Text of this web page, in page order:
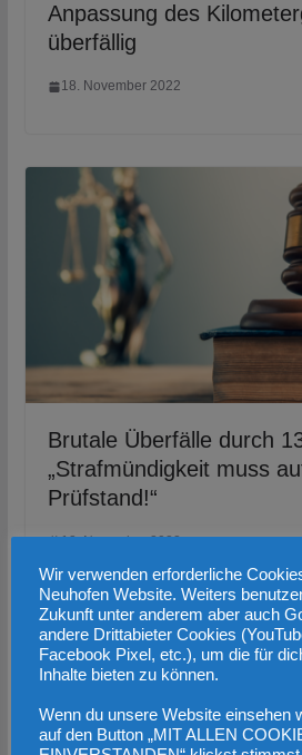
Anpassung des
überfällig
18. November 2022
Brutale Überfälle durch
„Strafmündigkeit muss
Prüfstand!“
12. November 2022
Wir verwenden erforderliche
Neuhofen Website. Weiters
Zukunft unter anderem aber auch
andere Drittabieter Cookies
Facebook Pixel, etc.), um die für
Inhalte bieten zu können.
Wenn du unsere Website einsehen
auf den Button „MIT ALLEN